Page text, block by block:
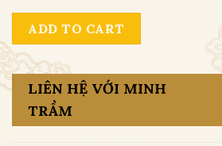
ADD TO CART
LIÊN HỆ VỚI MINH
TRẦM